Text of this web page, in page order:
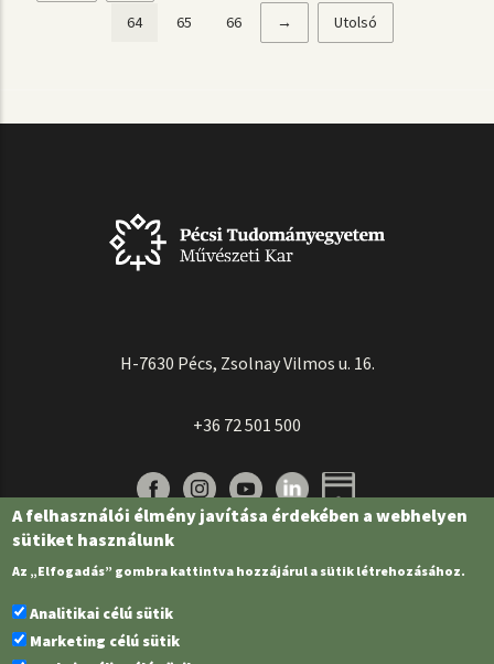
Jelenlegi
64 Page
65 Page
66
Következő
→
Utolsó
Utolsó
H-7630 Pécs, Zsolnay Vilmos u. 16.
+36 72 501 500
A felhasználói élmény javítása érdekében a webhelyen
sütiket használunk
Az „Elfogadás” gombra kattintva hozzájárul a sütik létrehozásához.
Analitikai célú sütik
Marketing célú sütik